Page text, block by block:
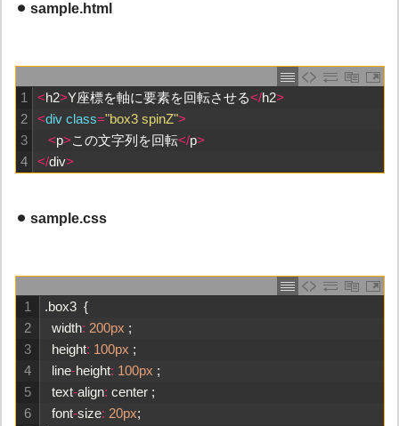
⚫︎ sample.html
1
2
3
4
<h2>Y座標を軸に要素を回転させる</h2>
<div class="box3 spinZ">
<p>この文字列を回転</p>
</div>
⚫︎ sample.css
1
2
3
4
5
6
.box3 {
width: 200px ;
height: 100px ;
line-height: 100px ;
text-align: center ;
font-size: 20px;